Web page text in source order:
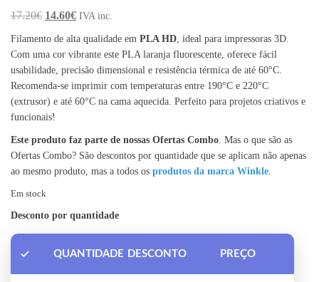
17.20€ O preço original era: 17.20€.
14.60€O preço atual é: 14.60€.
IVA inc.
Filamento de alta qualidade em PLA HD , ideal para impressoras 3D.
Com uma cor vibrante este PLA laranja fluorescente, oferece fácil
usabilidade, precisão dimensional e resistência térmica de até 60°C.
Recomenda-se imprimir com temperaturas entre 190°C e 220°C
(extrusor) e até 60°C na cama aquecida. Perfeito para projetos criativos e
funcionais!
Este produto faz parte de nossas Ofertas Combo . Mas o que são as
Ofertas Combo? São descontos por quantidade que se aplicam não apenas
ao mesmo produto, mas a todos os produtos da marca Winkle
Em stock
Desconto por quantidade
QUANTIDADE DESCONTO PREÇO